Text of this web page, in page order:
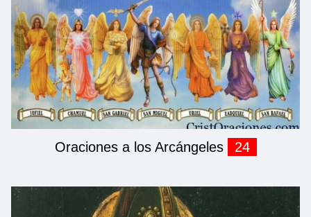
Oraciones a los Arcángeles 24